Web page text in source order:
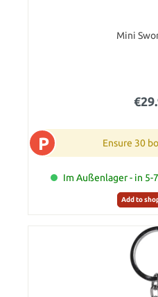
Mini
P Ensure 30
Im Außenlager - in 5-
Add to